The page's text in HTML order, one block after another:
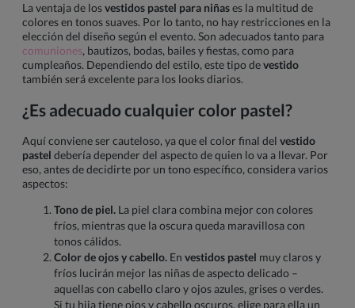
La ventaja de losvestidos pastel para niñases la multitud de
colores en tonos suaves. Por lo tanto, no hay restricciones en la
elección del diseño según el evento. Son adecuados tanto para
comuniones, bautizos, bodas, bailes y fiestas, como para
cumpleaños. Dependiendo del estilo, este tipo devestido
también será excelente para los looks diarios.
¿Es adecuado cualquier color pastel?
Aquí conviene ser cauteloso, ya que el color final del vestido
pastel debería depender del aspecto de quien lo va a llevar. Por
eso, antes de decidirte por un tono específico, considera varios
aspectos:
Tono de piel. La piel clara combina mejor con colores
fríos, mientras que la oscura queda maravillosa con
tonos cálidos.
Color de ojos y cabello. En vestidos pastel muy claros y
fríos lucirán mejor las niñas de aspecto delicado –
aquellas con cabello claro y ojos azules, grises o verdes.
Si tu hija tiene ojos y cabello oscuros, elige para ella un